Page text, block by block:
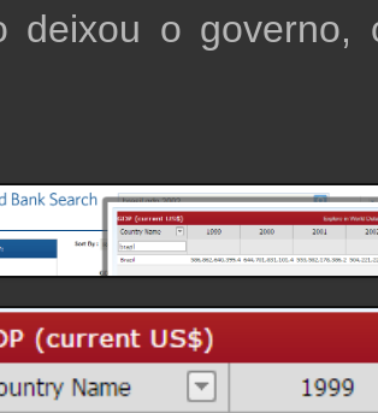
deixou o governo,